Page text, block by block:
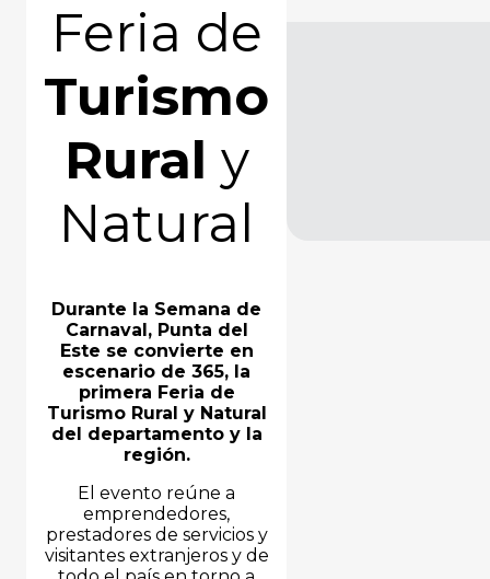
Feria de
Turismo
Rural y
Natural
Durante la Semana de
Carnaval, Punta del
Este se convierte en
escenario de 365, la
primera Feria de
Turismo Rural y Natural
del departamento y la
región.
El evento reúne a
emprendedores,
prestadores de servicios y
visitantes extranjeros y de